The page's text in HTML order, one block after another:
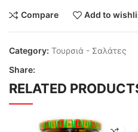
Compare Add to
Category: Τουρσιά - Σαλάτες
Share:
RELATED